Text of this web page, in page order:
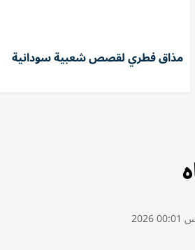
مذاق فطري لقصص شعبية سودانية